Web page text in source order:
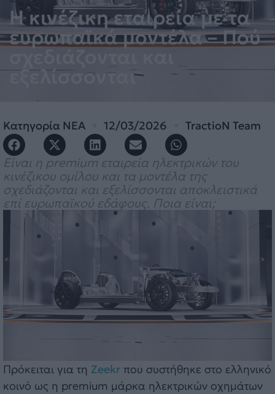
Η κινέζικη εταιρεία με τα
ευρωπαϊκά μοντέλα – Πού
εξελίσσονται
Κατηγορία ΝΕΑ 12/03/2026 TractioN Team
Είναι η premium εταιρεία ηλεκτρικών του
κινέζικου ομίλου και τα μοντέλα της
σχεδιάζονται και εξελίσσονται αποκλειστικά
επί ευρωπαϊκού εδάφους. Ποια είναι;
Πρόκειται για τη Zeekr που συστήθηκε στο ελληνικό
κοινό ως η premium μάρκα ηλεκτρικών οχημάτων